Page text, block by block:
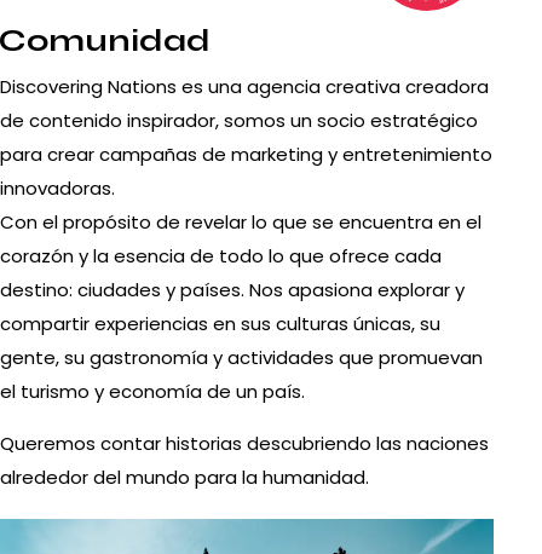
Comunidad
Discovering Nations es una agencia creativa creadora
de contenido inspirador, somos un socio estratégico
para crear campañas de marketing y entretenimiento
innovadoras.
Con el propósito de revelar lo que se encuentra en el
corazón y la esencia de todo lo que ofrece cada
destino: ciudades y países. Nos apasiona explorar y
compartir experiencias en sus culturas únicas, su
gente, su gastronomía y actividades que promuevan
el turismo y economía de un país.
Queremos contar historias descubriendo las naciones
alrededor del mundo para la humanidad.